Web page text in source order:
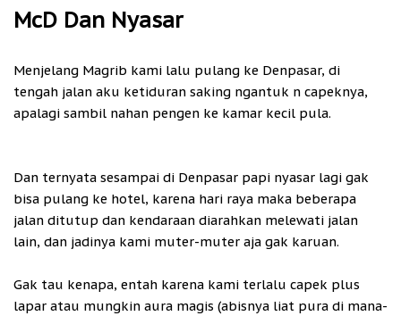
McD Dan Nyasar
Menjelang Magrib kami lalu pulang ke Denpasar, di
tengah jalan aku ketiduran saking ngantuk n capeknya,
apalagi sambil nahan pengen ke kamar kecil pula.
Dan ternyata sesampai di Denpasar papi nyasar lagi gak
bisa pulang ke hotel, karena hari raya maka beberapa
jalan ditutup dan kendaraan diarahkan melewati jalan
lain, dan jadinya kami muter-muter aja gak karuan.
Gak tau kenapa, entah karena kami terlalu capek plus
lapar atau mungkin aura magis (abisnya liat pura di mana-